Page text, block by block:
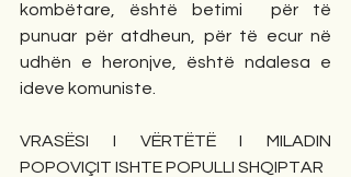
kombëtare, është betimi  për të
punuar për atdheun, për të ecur në
udhën e heronjve, është ndalesa e
ideve komuniste.
VRASËSI I VËRTËTË I MILADIN
POPOVIÇIT ISHTE POPULLI SHQIPTAR